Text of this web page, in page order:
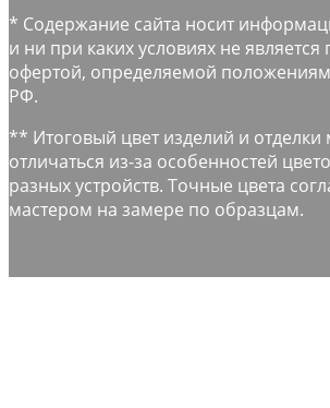
* Содержание сайта носит
и ни при каких условиях не
офертой, определяемой
РФ.
** Итоговый цвет изделий и отделки
отличаться из-за особенностей
разных устройств. Точные цвета
мастером на замере по образцам.